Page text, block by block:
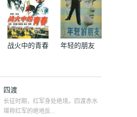
战火中的青春 年轻的朋友
四渡
长征时期，红军身处绝境。四渡赤水
堪称红军的绝地反...